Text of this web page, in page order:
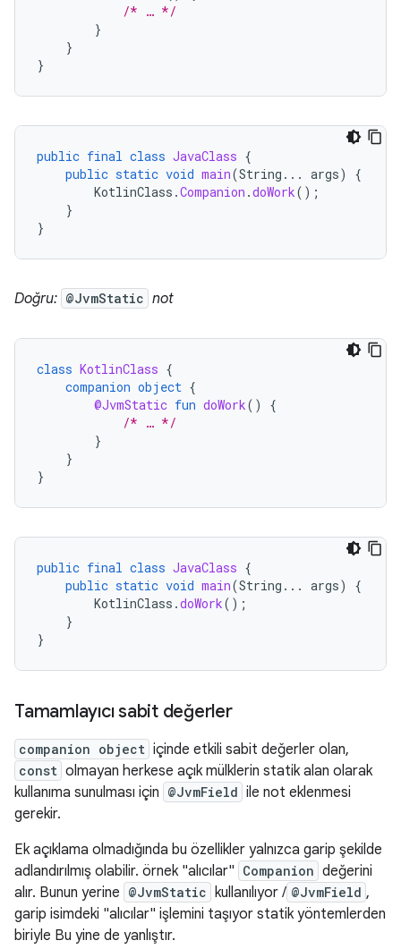
/* … */
}
}
}
public final class JavaClass {
public static void main(String ... args)
{
KotlinClass .Companion .doWork();
}
}
Doğru: @JvmStatic not
class KotlinClass {
companion object {
@JvmStatic fun doWork()
{
/* … */
}
}
}
public final class JavaClass {
public static void main(String ... args)
{
KotlinClass .doWork();
}
}
Tamamlayıcı sabit değerler
companion object içinde etkili sabit değerler olan,
const olmayan herkese açık mülklerin statik alan olarak
kullanıma sunulması için @JvmField ile not eklenmesi
gerekir.
Ek açıklama olmadığında bu özellikler yalnızca garip şekilde
adlandırılmış olabilir. örnek "alıcılar" Companion değerini
alır. Bunun yerine @JvmStatic kullanılıyor / @JvmField ,
garip isimdeki "alıcılar" işlemini taşıyor statik yöntemlerden
biriyle Bu yine de yanlıştır.